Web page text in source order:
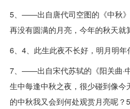
5、——出自唐代司空图的《中秋
再没有圆满的月亮，今年的秋天就
6、4、此生此夜不长好，明月明年
7、——出自宋代苏轼的《阳关曲·
生中每逢中秋之夜，很少碰到像今
的中秋我又会到何处观赏月亮呢？